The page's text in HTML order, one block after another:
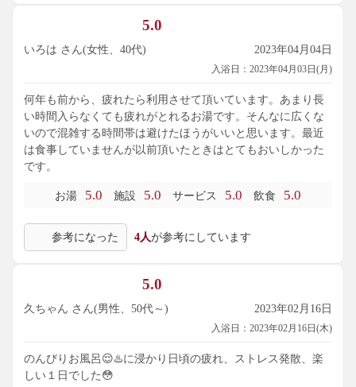
5.0
いろは さん(女性、40代) 2023年04月04日
入浴日：2023年04月03日(月)
何年も前から、疲れたら利用させて頂いています。あまり長
い時間入らなくても疲れがとれるお湯です。そんなに広くな
いので混雑する時間帯は避けたほうがいいと思います。最近
は食事していませんが以前頂いたときはとてもおいしかった
です。
お湯 5.0 施設 5.0 サービス 5.0 飲食 5.0
参考になった 4人が参考にしています
5.0
久ちゃん さん(男性、50代～) 2023年02月16日
入浴日：2023年02月16日(木)
のんびりお風呂😌♨️に浸かり日頃の疲れ、ストレス発散、楽
しい１日でした😳